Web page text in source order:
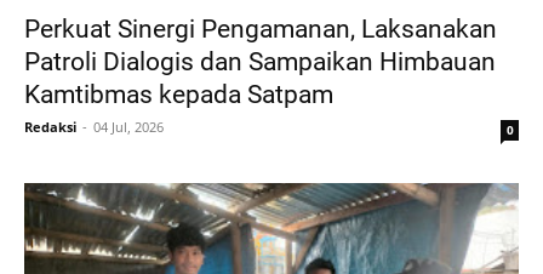
Perkuat Sinergi Pengamanan, Laksanakan
Patroli Dialogis dan Sampaikan Himbauan
Kamtibmas kepada Satpam
Redaksi 04 Jul, 2026 0